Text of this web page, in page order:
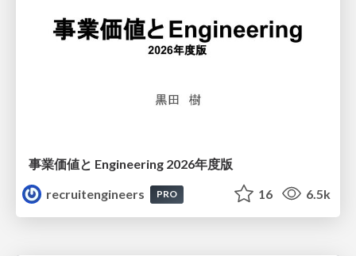
事業価値と Engineering 2026年度版
recruitengineers
PRO 16 6.5k